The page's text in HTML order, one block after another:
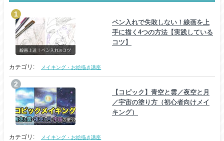
ペン入れで失敗しない！線画を上
手に描く4つの方法【実践している
コツ】
カテゴリ: メイキング・お絵描き講座
【コピック】青空と雲／夜空と月
／宇宙の塗り方（初心者向けメイ
キング）
カテゴリ: メイキング・お絵描き講座